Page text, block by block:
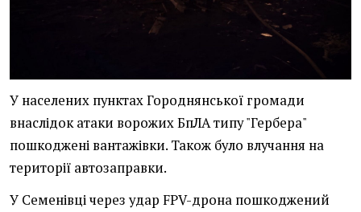
У населених пунктах Городнянської громади
внаслідок атаки ворожих БпЛА типу "Гербера"
пошкоджені вантажівки. Також було влучання на
території автозаправки.
У Семенівці через удар FPV-дрона пошкоджений